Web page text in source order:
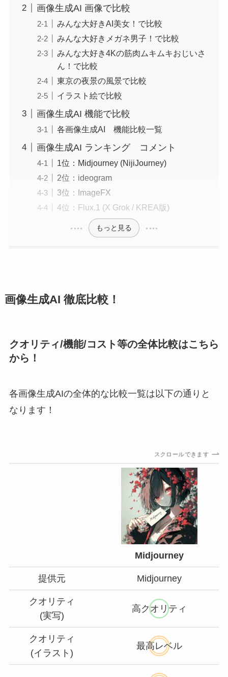
画像生成AI 画像で比較
みんな大好きAI美女！で比較
みんな大好きメガネ男子！で比較
みんな大好き4Kの筋肉ムキムキおじいさ
ん！で比較
東京の夜景の風景で比較
イラスト絵で比較
画像生成AI 機能で比較
各画像生成AI 機能比較一覧
画像生成AI ランキング コメント
1位：Midjourney (NijiJourney)
2位：ideogram
3位：ImageFX
4位：Flux.1 (X Grok / KREA版)
もっと見る
画像生成AI 徹底比較！
クオリティ/機能/コスト等の全体比較はこちら
から！
各画像生成AIの全体的な比較一覧は以下の通りと
なります！
スクロールできます
Midjourney
提供元 Midjourney
クオリティ
(実写)
高クオリティ
クオリティ
(イラスト)
最高レベル